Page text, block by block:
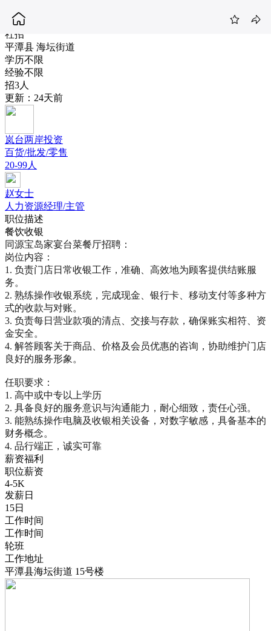
收银（同源宝岛）
4-5K
社招
平潭县 海坛街道
学历不限
经验不限
招3人
更新：24天前
岚台两岸投资
百货/批发/零售
20-99人
赵女士
人力资源经理/主管
职位描述
餐饮收银
同源宝岛家宴台菜餐厅招聘：
岗位内容：
1. 负责门店日常收银工作，准确、高效地为顾客提供结账服
务。
2. 熟练操作收银系统，完成现金、银行卡、移动支付等多种方
式的收款与对账。
3. 负责每日营业款项的清点、交接与存款，确保账实相符、资
金安全。
4. 解答顾客关于商品、价格及会员优惠的咨询，协助维护门店
良好的服务形象。
任职要求：
1. 高中或中专以上学历
2. 具备良好的服务意识与沟通能力，耐心细致，责任心强。
3. 能熟练操作电脑及收银相关设备，对数字敏感，具备基本的
财务概念。
4. 品行端正，诚实可靠
薪资福利
职位薪资
4-5K
发薪日
15日
工作时间
工作时间
轮班
工作地址
平潭县海坛街道 15号楼